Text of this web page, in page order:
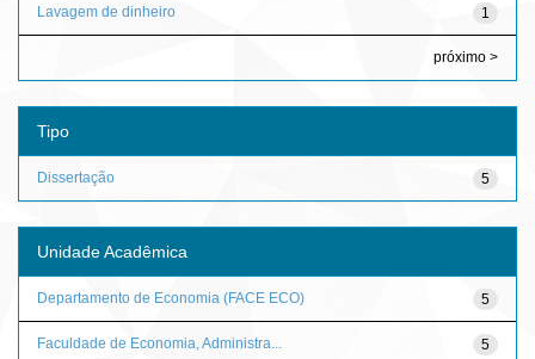
1
Lavagem de dinheiro
próximo >
Tipo
5
Dissertação
Unidade Acadêmica
5
Departamento de Economia (FACE ECO)
5
Faculdade de Economia, Administra...